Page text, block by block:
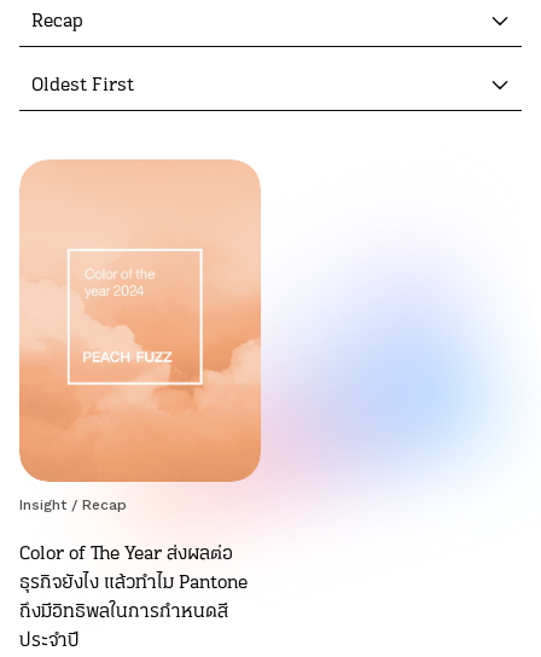
Recap
Oldest First
Insight / Recap
Color of The Year ส่งผลต่อ
ธุรกิจยังไง แล้วทำไม Pantone
ถึงมีอิทธิพลในการกำหนดสี
ประจำปี